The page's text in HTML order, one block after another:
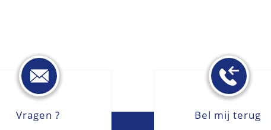
Vragen ? Bel mij terug